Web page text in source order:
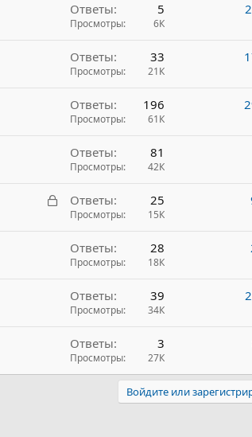
Ответы 5
Просмотры 6К
Ответы 33
Просмотры 21К
Ответы 196
Просмотры 61К
Ответы 81
Просмотры 42К
З
Ответы 25
Просмотры 15К
Ответы 28
Просмотры 18К
Ответы 39
Просмотры 34К
Ответы 3
Просмотры 27К
Войдите или